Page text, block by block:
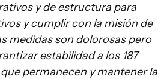
y de estructura para
ycumplir con la misión de
medidas son dolorosas pero
estabilidad a los 187
permanecen y mantener la